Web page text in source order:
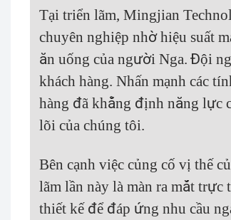
Tại triển lãm, Mingjian
chuyên nghiệp nhờ hiệu suất
ăn uống của người Nga. Đội
khách hàng. Nhấn mạnh các
hàng đã khẳng định năng lực
lõi của chúng tôi.
Bên cạnh việc củng cố vị thế
lãm lần này là màn ra mắt trực
thiết kế để đáp ứng nhu cầu